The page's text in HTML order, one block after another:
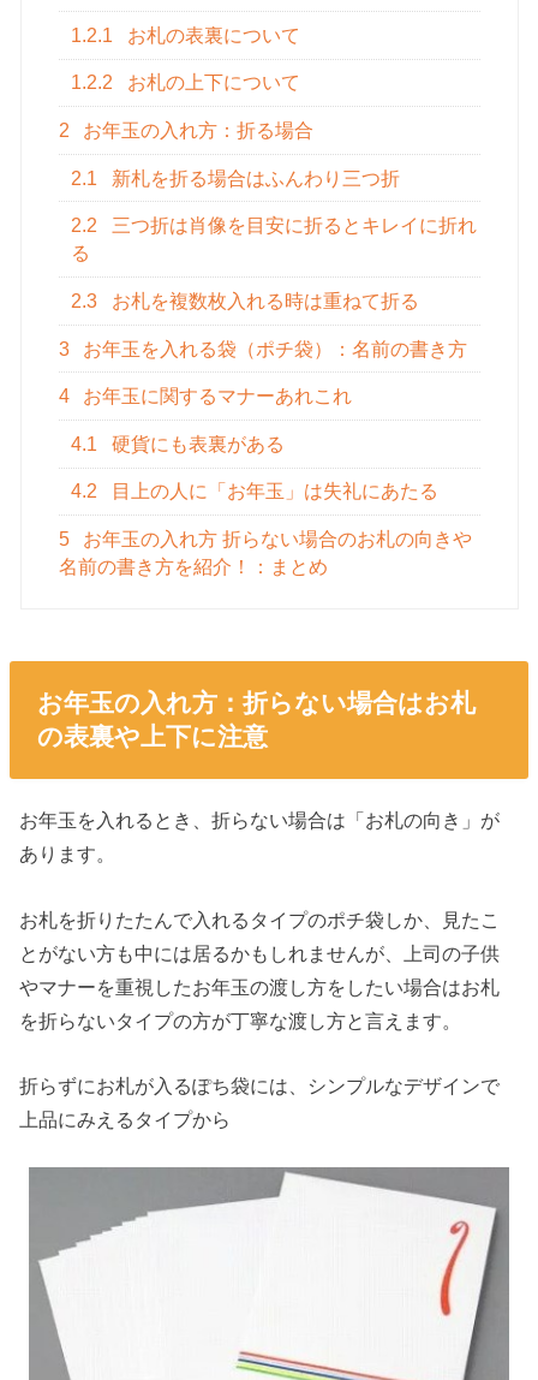
1.2.1 お札の表裏について
1.2.2 お札の上下について
2 お年玉の入れ方：折る場合
2.1 新札を折る場合はふんわり三つ折
2.2
三つ折は肖像を目安に折るとキレイに折れ
る
2.3 お札を複数枚入れる時は重ねて折る
3 お年玉を入れる袋（ポチ袋）：名前の書き方
4 お年玉に関するマナーあれこれ
4.1 硬貨にも表裏がある
4.2 目上の人に「お年玉」は失礼にあたる
5
お年玉の入れ方 折らない場合のお札の向きや
名前の書き方を紹介！：まとめ
お年玉の入れ方：折らない場合はお札
の表裏や上下に注意
お年玉を入れるとき、折らない場合は「お札の向き」が
あります。
お札を折りたたんで入れるタイプのポチ袋しか、見たこ
とがない方も中には居るかもしれませんが、上司の子供
やマナーを重視したお年玉の渡し方をしたい場合はお札
を折らないタイプの方が丁寧な渡し方と言えます。
折らずにお札が入るぽち袋には、シンプルなデザインで
上品にみえるタイプから